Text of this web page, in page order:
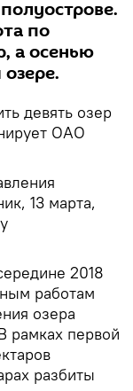
по
а осенью
девять озер
ОАО
13 марта,
2018
работам
озера
рамках первой
разбиты